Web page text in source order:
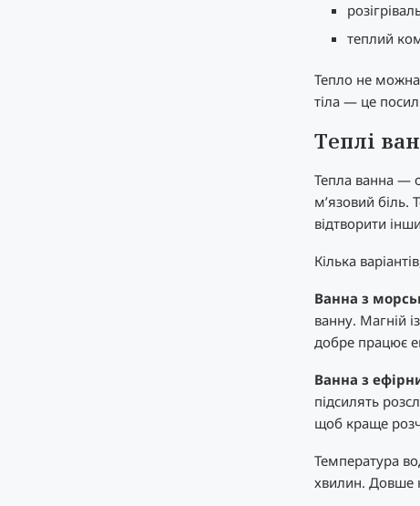
теплий
Тепло не можна
тіла — це
Теплі
Тепла ванна —
м’язовий біль.
відтворити
Кілька
Ванна з
ванну. Магній
добре працює
Ванна з
підсилять
щоб краще
Температура
хвилин. Довше